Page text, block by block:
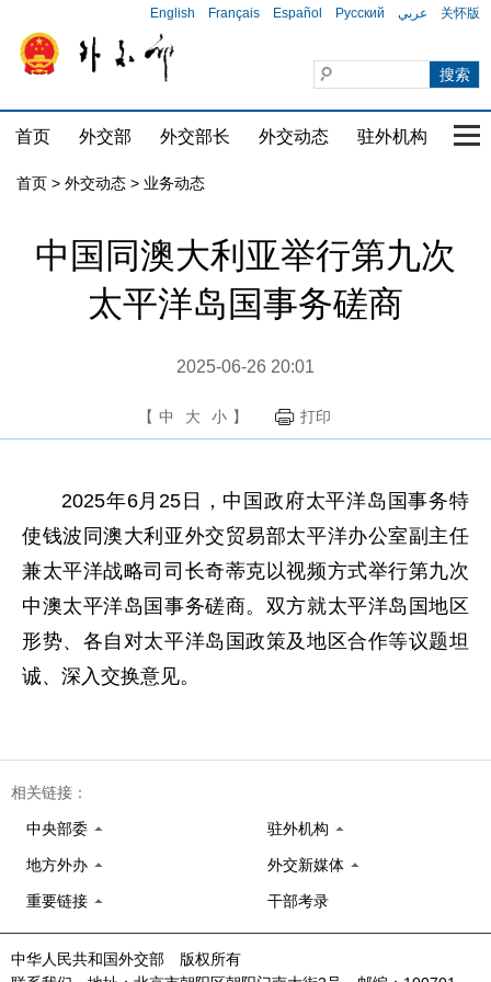
English Français Español Русский عربي 关怀版
首页 外交部 外交部长 外交动态 驻外机构 国
首页 > 外交动态 > 业务动态
中国同澳大利亚举行第九次
太平洋岛国事务磋商
2025-06-26 20:01
【 中 大 小 】 打印
2025年6月25日，中国政府太平洋岛国事务特
使钱波同澳大利亚外交贸易部太平洋办公室副主任
兼太平洋战略司司长奇蒂克以视频方式举行第九次
中澳太平洋岛国事务磋商。双方就太平洋岛国地区
形势、各自对太平洋岛国政策及地区合作等议题坦
诚、深入交换意见。
相关链接：
中央部委 驻外机构
地方外办 外交新媒体
重要链接 干部考录
中华人民共和国外交部 版权所有